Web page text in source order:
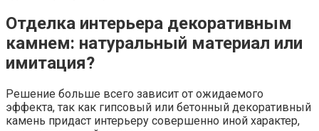
Отделка интерьера декоративным
камнем: натуральный материал или
имитация?
Решение больше всего зависит от ожидаемого
эффекта, так как гипсовый или бетонный декоративный
камень придаст интерьеру совершенно иной характер,